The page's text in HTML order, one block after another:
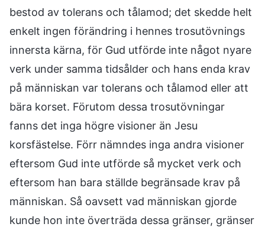
bestod av tolerans och tålamod; det skedde helt
enkelt ingen förändring i hennes trosutövnings
innersta kärna, för Gud utförde inte något nyare
verk under samma tidsålder och hans enda krav
på människan var tolerans och tålamod eller att
bära korset. Förutom dessa trosutövningar
fanns det inga högre visioner än Jesu
korsfästelse. Förr nämndes inga andra visioner
eftersom Gud inte utförde så mycket verk och
eftersom han bara ställde begränsade krav på
människan. Så oavsett vad människan gjorde
kunde hon inte överträda dessa gränser, gränser